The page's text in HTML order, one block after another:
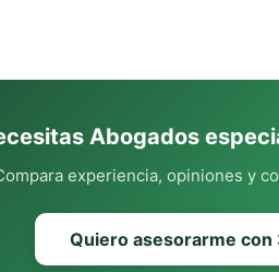
Abogados
experiencia, opiniones y
Quiero asesorarme con